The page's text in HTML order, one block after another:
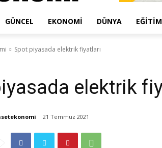
GÜNCEL EKONOMI DÜNYA EĞITIM
Spot piyasada elektrik fiyatları
elektrik
21 Temmuz 2021